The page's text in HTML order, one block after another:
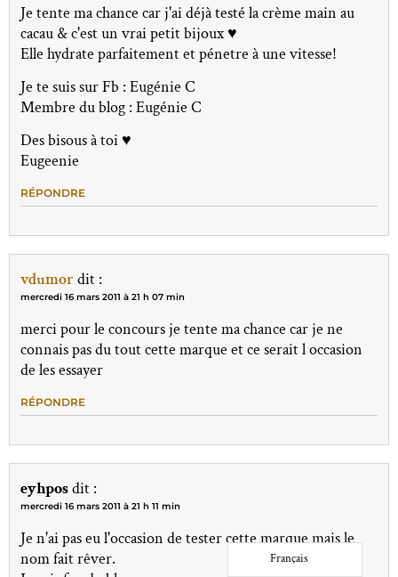
Je tente ma chance car j'ai déjà testé la crème main au
cacau & c'est un vrai petit bijoux ♥
Elle hydrate parfaitement et pénetre à une vitesse!
Je te suis sur Fb : Eugénie C
Membre du blog : Eugénie C
Des bisous à toi ♥
Eugeenie
RÉPONDRE
vdumor dit :
mercredi 16 mars 2011 à 21 h 07 min
merci pour le concours je tente ma chance car je ne
connais pas du tout cette marque et ce serait l occasion
de les essayer
RÉPONDRE
eyhposdit :
mercredi 16 mars 2011 à 21 h 11 min
Je n'ai pas eu l'occasion de tester cette marque mais le
nom fait rêver.
Français